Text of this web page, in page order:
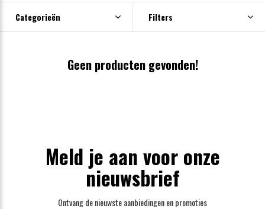
Categorieën Filters
Geen producten gevonden!
Meld je aan voor onze
nieuwsbrief
Ontvang de nieuwste aanbiedingen en promoties